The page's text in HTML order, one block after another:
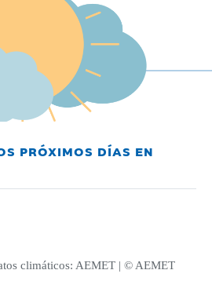
PRÓXIMOS DÍAS EN
climáticos: AEMET | © AEMET